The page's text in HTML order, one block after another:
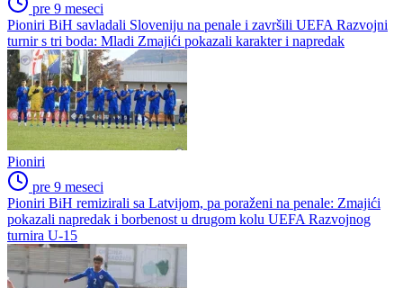
pre 9 meseci
Pioniri BiH savladali Sloveniju na penale i završili UEFA Razvojni
turnir s tri boda: Mladi Zmajići pokazali karakter i napredak
Pioniri
pre 9 meseci
Pioniri BiH remizirali sa Latvijom, pa poraženi na penale: Zmajići
pokazali napredak i borbenost u drugom kolu UEFA Razvojnog
turnira U-15